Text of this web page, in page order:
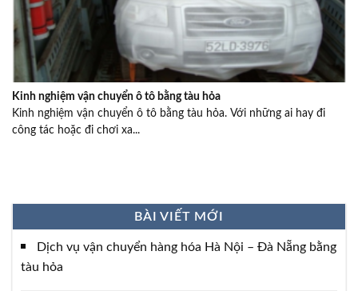
Kinh nghiệm vận chuyển ô tô bằng tàu hỏa
Kinh nghiệm vận chuyển ô tô bằng tàu hỏa. Với những ai hay đi
công tác hoặc đi chơi xa...
BÀI VIẾT MỚI
Dịch vụ vận chuyển hàng hóa Hà Nội – Đà Nẵng bằng
tàu hỏa